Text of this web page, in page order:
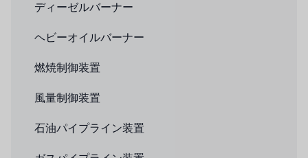
ディーゼルバーナー
ヘビーオイルバーナー
燃焼制御装置
風量制御装置
石油パイプライン装置